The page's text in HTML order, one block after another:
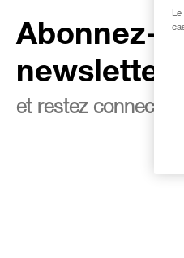
Abonnez-
newsletter
et restez connecté